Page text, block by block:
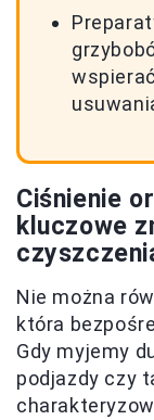
Ciśnienie
kluczowe
Nie można
która
Gdy myjemy
podjazdy czy